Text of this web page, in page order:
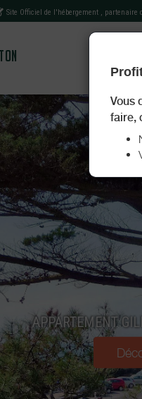
Site Officiel de l'hébergement , partenaire
Vous
faire,
APPARTEMENT